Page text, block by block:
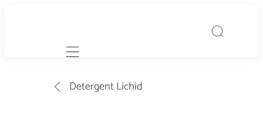
Mobile navigation
Detergent Lichid